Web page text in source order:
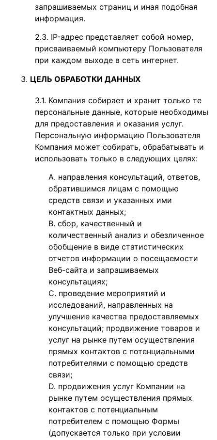
запрашиваемых страниц и иная подобная
информация.
IP-адрес представляет собой номер,
присваиваемый компьютеру Пользователя
при каждом выходе в сеть интернет.
ЦЕЛЬ ОБРАБОТКИ ДАННЫХ
Компания собирает и хранит только те
персональные данные, которые необходимы
для предоставления и оказания услуг.
Персональную информацию Пользователя
Компания может собирать, обрабатывать и
использовать только в следующих целях:
направления консультаций, ответов,
обратившимся лицам с помощью
средств связи и указанных ими
контактных данных;
сбор, качественный и
количественный анализ и обезличенное
обобщение в виде статистических
отчетов информации о посещаемости
Веб-сайта и запрашиваемых
консультациях;
проведение мероприятий и
исследований, направленных на
улучшение качества предоставляемых
консультаций; продвижение товаров и
услуг на рынке путем осуществления
прямых контактов с потенциальными
потребителями с помощью средств
связи;
продвижения услуг Компании на
рынке путем осуществления прямых
контактов с потенциальным
потребителем с помощью Формы
(допускается только при условии